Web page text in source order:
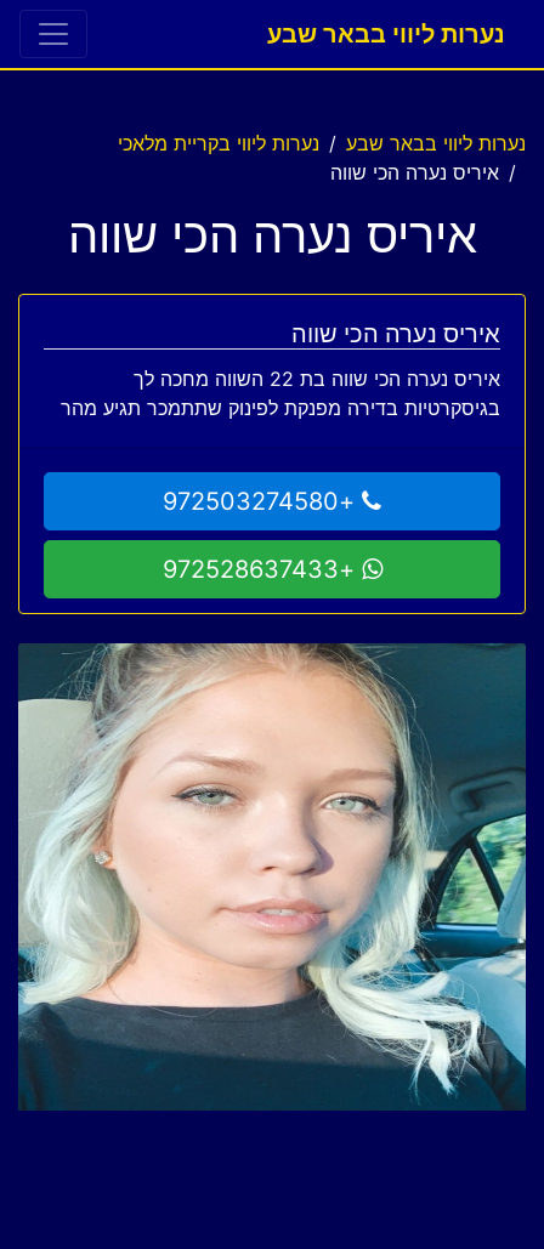
נערות ליווי בבאר שבע
נערות ליווי בבאר שבע
נערות ליווי בקריית מלאכי
איריס נערה הכי שווה
איריס נערה הכי שווה
איריס נערה הכי שווה
איריס נערה הכי שווה בת 22 השווה מחכה לך
בגיסקרטיות בדירה מפנקת לפינוק שתתמכר תגיע מהר
+972503274580
+972528637433